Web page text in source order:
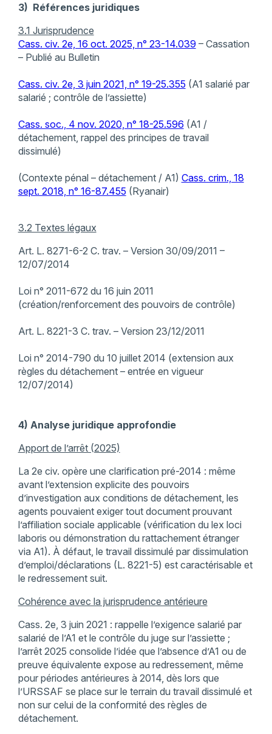
3) Références juridiques
3.1 Jurisprudence
Cass. civ. 2e, 16 oct. 2025, n° 23-14.039 – Cassation
– Publié au Bulletin
Cass. civ. 2e, 3 juin 2021, n° 19-25.355 (A1 salarié par
salarié ; contrôle de l’assiette)
Cass. soc., 4 nov. 2020, n° 18-25.596 (A1 /
détachement, rappel des principes de travail
dissimulé)
(Contexte pénal – détachement / A1) Cass. crim., 18
sept. 2018, n° 16-87.455 (Ryanair)
3.2 Textes légaux
Art. L. 8271-6-2 C. trav. – Version 30/09/2011 –
12/07/2014
Loi n° 2011-672 du 16 juin 2011
(création/renforcement des pouvoirs de contrôle)
Art. L. 8221-3 C. trav. – Version 23/12/2011
Loi n° 2014-790 du 10 juillet 2014 (extension aux
règles du détachement – entrée en vigueur
12/07/2014)
4) Analyse juridique approfondie
Apport de l’arrêt (2025)
La 2e civ. opère une clarification pré-2014 : même
avant l’extension explicite des pouvoirs
d’investigation aux conditions de détachement, les
agents pouvaient exiger tout document prouvant
l’affiliation sociale applicable (vérification du lex loci
laboris ou démonstration du rattachement étranger
via A1). À défaut, le travail dissimulé par dissimulation
d’emploi/déclarations (L. 8221-5) est caractérisable et
le redressement suit.
Cohérence avec la jurisprudence antérieure
Cass. 2e, 3 juin 2021 : rappelle l’exigence salarié par
salarié de l’A1 et le contrôle du juge sur l’assiette ;
l’arrêt 2025 consolide l’idée que l’absence d’A1 ou de
preuve équivalente expose au redressement, même
pour périodes antérieures à 2014, dès lors que
l’URSSAF se place sur le terrain du travail dissimulé et
non sur celui de la conformité des règles de
détachement.